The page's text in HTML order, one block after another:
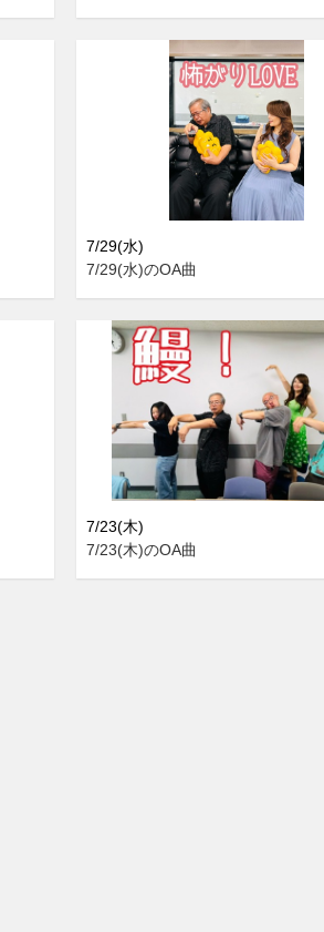
7/29(水)
7/29(水)のOA曲
7/23(木)
7/23(木)のOA曲